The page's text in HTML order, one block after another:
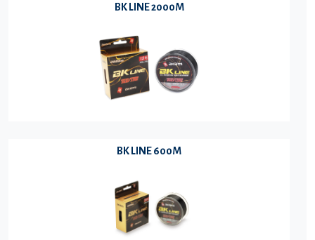
BK LINE 2000M
BK LINE 600M